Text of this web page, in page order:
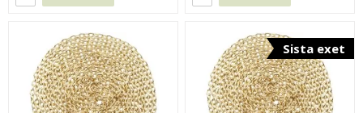
Sista exet